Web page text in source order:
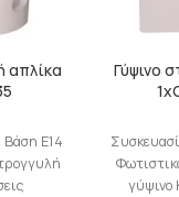
απλίκα
E14
Γύψινο
γύψινο